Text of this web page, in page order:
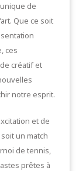
de
Que ce soit
ces
créatif et
notre esprit.
et de
un match
de tennis,
prêtes à